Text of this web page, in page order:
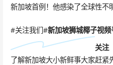
新加坡首例！他感染了全球性不
#关注我们#新加坡狮城椰子视
关注
了解新加坡大小新鲜事大家赶紧